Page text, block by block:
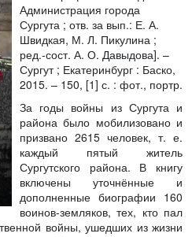
Администрация города
Сургута ; отв. за вып.: Е. А.
Швидкая, М. Л. Пикулина ;
ред.-сост. А. О. Давыдова]. –
Сургут ; Екатеринбург : Баско,
2015. – 150, [1] с. : фот., портр.
За годы войны из Сургута и
района было мобилизовано и
призвано 2615 человек, т. е.
каждый пятый житель
Сургутского района. В книгу
включены уточнённые и
дополненные биографии 160
воинов-земляков, тех, кто пал
войны, ушедших из жизни